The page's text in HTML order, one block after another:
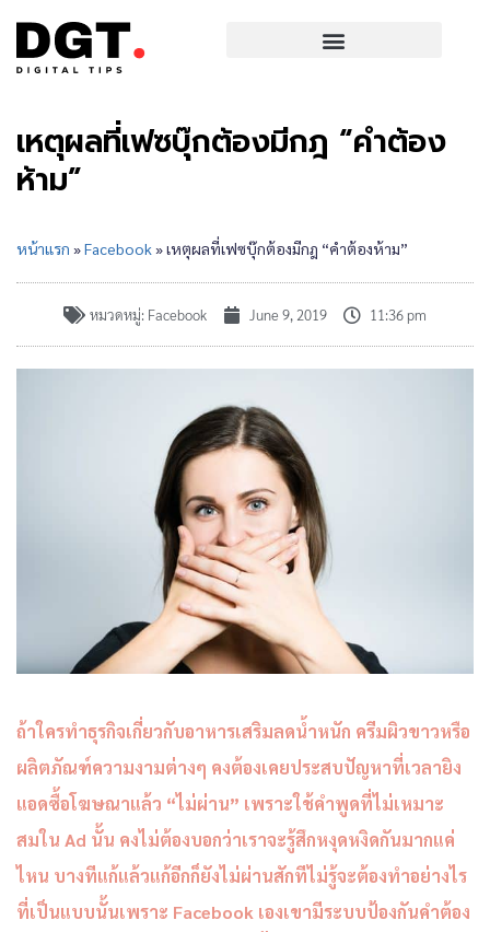
เหตุผลที่เฟซบุ๊กต้องมีกฎ “คำต้อง
ห้าม”
หน้าแรก »Facebook»เหตุผลที่เฟซบุ๊กต้องมีกฎ “คำต้องห้าม”
หมวดหมู่: Facebook June 9, 2019 11:36 pm
ถ้าใครทำธุรกิจเกี่ยวกับอาหารเสริมลดน้ำหนัก ครีมผิวขาวหรือ
ผลิตภัณฑ์ความงามต่างๆ คงต้องเคยประสบปัญหาที่เวลายิง
แอดซื้อโฆษณาแล้ว “ไม่ผ่าน” เพราะใช้คำพูดที่ไม่เหมาะ
สมใน Ad นั้น คงไม่ต้องบอกว่าเราจะรู้สึกหงุดหงิดกันมากแค่
ไหน บางทีแก้แล้วแก้อีกก็ยังไม่ผ่านสักทีไม่รู้จะต้องทำอย่างไร
ที่เป็นแบบนั้นเพราะ Facebook เองเขามีระบบป้องกันคำต้อง